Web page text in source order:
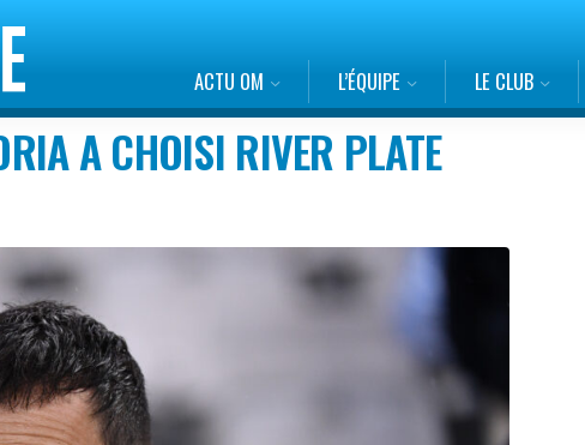
ACTU OM L’ÉQUIPE LE CLUB
A CHOISI RIVER PLATE